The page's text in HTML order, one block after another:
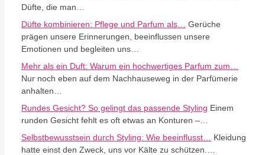
Düfte, die man…
Düfte kombinieren: Pflege und Parfum als…
Gerüche
prägen unsere Erinnerungen, beeinflussen unsere
Emotionen und begleiten uns…
Mehr als ein Duft: Warum ein hochwertiges Parfum zum…
Nur noch eben auf dem Nachhauseweg in der Parfümerie
anhalten…
Rundes Gesicht? So gelingt das passende Styling Einem
runden Gesicht fehlt es oft etwas an Konturen –…
Selbstbewusstsein durch Styling: Wie beeinflusst…
Kleidung
hatte einst den Zweck, uns vor Kälte zu schützen.…